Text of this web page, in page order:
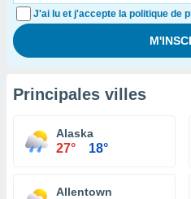
J'ai lu et j'accepte la politique de
Principales villes
Alaska
27° 18°
Allentown